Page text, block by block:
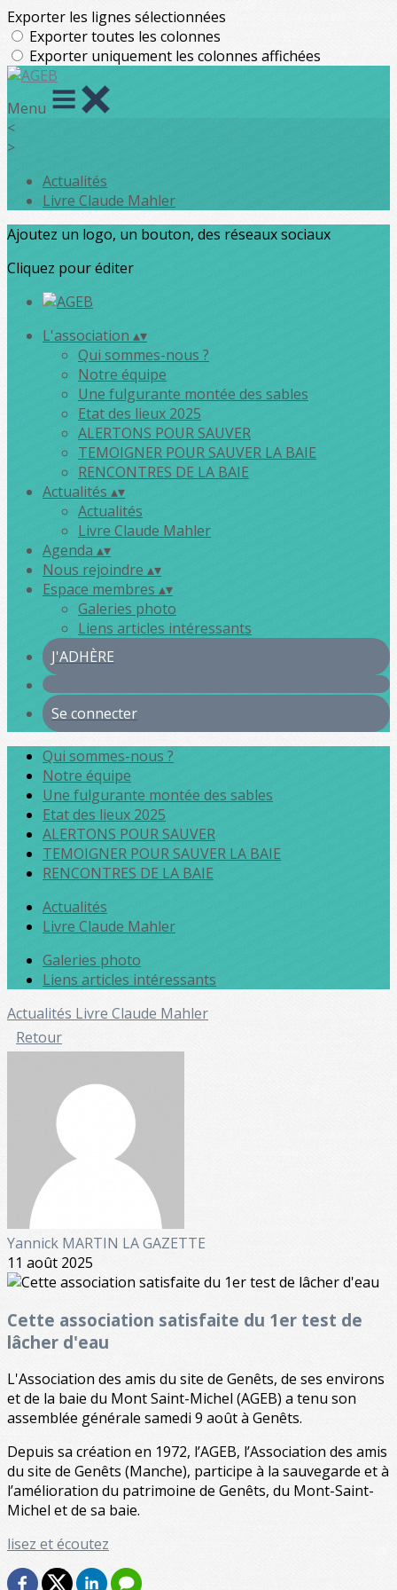
Exporter les lignes sélectionnées
Exporter toutes les colonnes
Exporter uniquement les colonnes affichées
Menu
<
>
Actualités
Livre Claude Mahler
Ajoutez un logo, un bouton, des réseaux sociaux
Cliquez pour éditer
L'association ▴▾
Qui sommes-nous ?
Notre équipe
Une fulgurante montée des sables
Etat des lieux 2025
ALERTONS POUR SAUVER
TEMOIGNER POUR SAUVER LA BAIE
RENCONTRES DE LA BAIE
Actualités ▴▾
Actualités
Livre Claude Mahler
Agenda ▴▾
Nous rejoindre ▴▾
Espace membres ▴▾
Galeries photo
Liens articles intéressants
J'ADHÈRE
Se connecter
Qui sommes-nous ?
Notre équipe
Une fulgurante montée des sables
Etat des lieux 2025
ALERTONS POUR SAUVER
TEMOIGNER POUR SAUVER LA BAIE
RENCONTRES DE LA BAIE
Actualités
Livre Claude Mahler
Galeries photo
Liens articles intéressants
Actualités Livre Claude Mahler
Retour
Yannick MARTIN LA GAZETTE
11 août 2025
Cette association satisfaite du 1er test de
lâcher d'eau
L'Association des amis du site de Genêts, de ses environs
et de la baie du Mont Saint-Michel (AGEB) a tenu son
assemblée générale samedi 9 août à Genêts.
Depuis sa création en 1972, l’AGEB, l’Association des amis
du site de Genêts (Manche), participe à la sauvegarde et à
l’amélioration du patrimoine de Genêts, du Mont-Saint-
Michel et de sa baie.
lisez et écoutez